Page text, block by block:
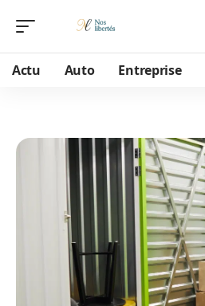
Actu Auto Entreprise